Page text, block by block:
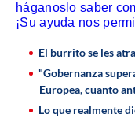
háganoslo saber
¡Su ayuda nos
El burrito se les
"Gobernanza
Europea, cuanto
Lo que realmente